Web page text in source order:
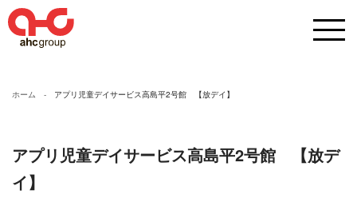
ホーム アプリ児童デイサービス高島平2号館 【放デイ】
アプリ児童デイサービス高島平2号館 【放デ
イ】